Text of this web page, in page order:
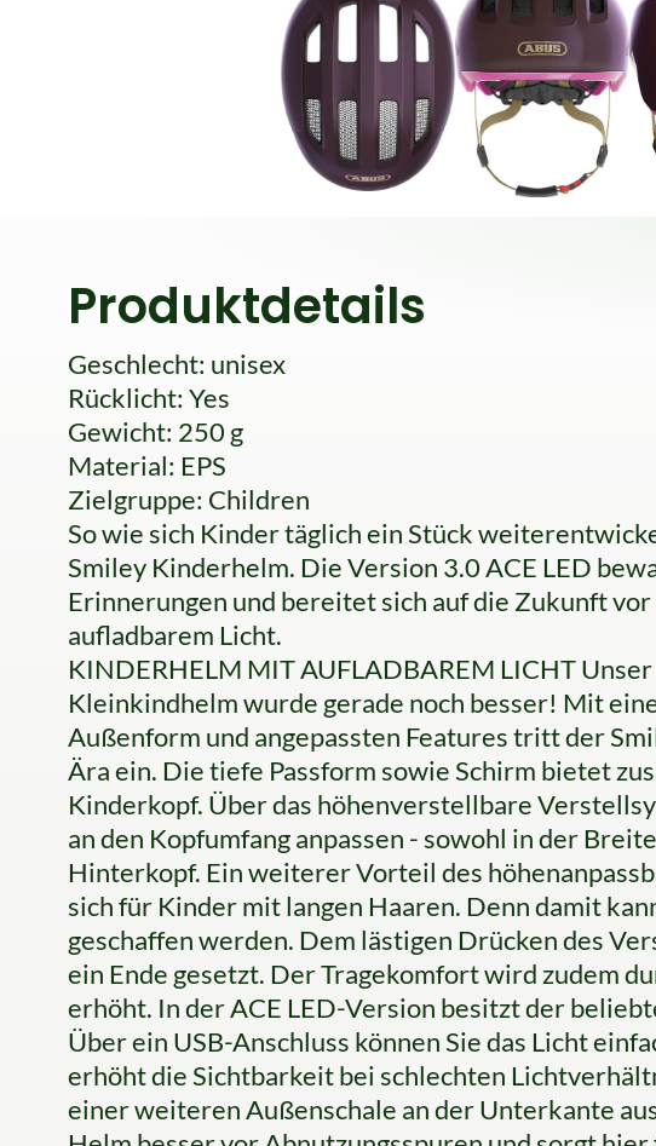
Produktdetails
Geschlecht: unisex
Rücklicht: Yes
Gewicht: 250 g
Material: EPS
Zielgruppe: Children
So wie sich Kinder täglich ein Stück
Smiley Kinderhelm. Die Version 3.0 ACE LED
Erinnerungen und bereitet sich auf die Zukunft
aufladbarem Licht.
KINDERHELM MIT AUFLADBAREM LICHT
Kleinkindhelm wurde gerade noch besser! Mit
Außenform und angepassten Features tritt der
Ära ein. Die tiefe Passform sowie Schirm bietet
Kinderkopf. Über das höhenverstellbare
an den Kopfumfang anpassen - sowohl in der
Hinterkopf. Ein weiterer Vorteil des
sich für Kinder mit langen Haaren. Denn damit
geschaffen werden. Dem lästigen Drücken des
ein Ende gesetzt. Der Tragekomfort wird zudem
erhöht. In der ACE LED-Version besitzt der
Über ein USB-Anschluss können Sie das Licht
erhöht die Sichtbarkeit bei schlechten
einer weiteren Außenschale an der Unterkante